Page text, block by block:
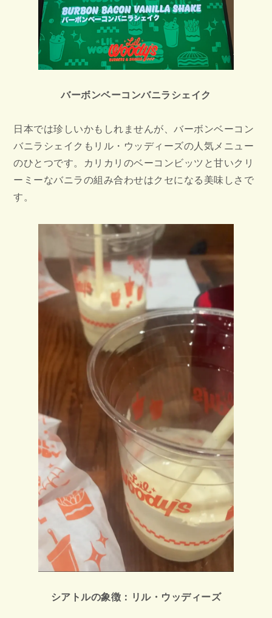
バーボンベーコンバニラシェイク
日本では珍しいかもしれませんが、バーボンベーコン
バニラシェイクもリル・ウッディーズの人気メニュー
のひとつです。カリカリのベーコンビッツと甘いクリ
ーミーなバニラの組み合わせはクセになる美味しさで
す。
シアトルの象徴：リル・ウッディーズ